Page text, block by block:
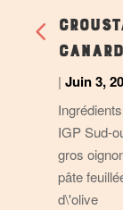
CANARD
| Juin 3,
IGP
gros
pâte
d\'olive